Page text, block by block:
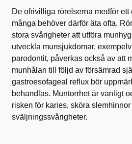
De ofrivilliga rörelserna medför
många behöver därför äta ofta.
stora svårigheter att utföra
utveckla munsjukdomar,
parodontit, påverkas också av att
munhålan till följd av försämrad
gastroesofageal reflux bör
behandlas. Muntorrhet är vanligt
risken för karies, sköra slemhinnor
sväljningssvårigheter.